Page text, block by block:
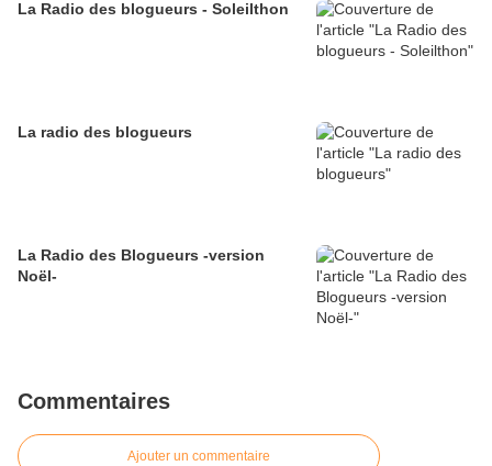
La Radio des blogueurs - Soleilthon
La radio des blogueurs
La Radio des Blogueurs -version
Noël-
Commentaires
Ajouter un commentaire